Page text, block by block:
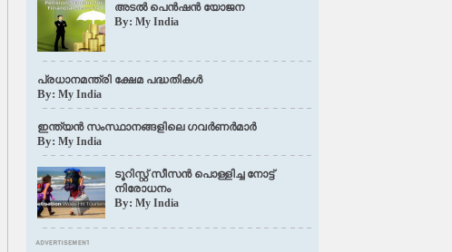
അടൽ പെൻഷൻ യോജന
By: My India
പ്രധാനമന്ത്രി ക്ഷേമ പദ്ധതികൾ
By: My India
ഇന്ത്യൻ സംസ്ഥാനങ്ങളിലെ ഗവർണർമാർ
By: My India
ടൂറിസ്റ്റ് സീസൻ പൊള്ളിച്ച നോട്ട്
നിരോധനം
By: My India